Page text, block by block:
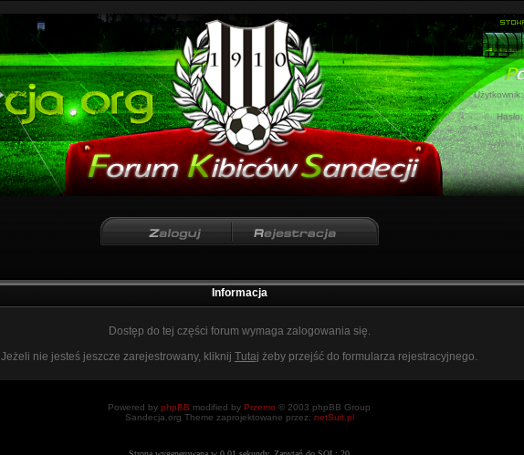
Użytkownik:
Hasło:
Informacja
Dostęp do tej części forum wymaga zalogowania się.
Jeżeli nie jesteś jeszcze zarejestrowany, kliknij Tutaj żeby przejść do formularza rejestracyjnego.
Powered by phpBB modified by Przemo © 2003 phpBB Group
Sandecja.org Theme zaprojektowane przez: netSuit.pl